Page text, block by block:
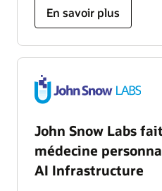
En savoir plus
John Snow Labs
médecine
AI Infrastructure